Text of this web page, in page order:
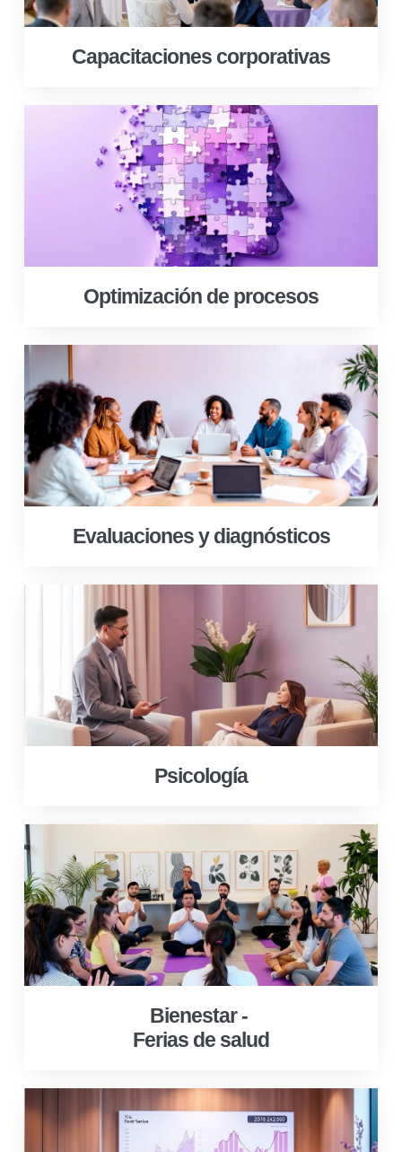
Capacitaciones corporativas
Optimización de procesos
Evaluaciones y diagnósticos
Psicología
Bienestar -
Ferias de salud